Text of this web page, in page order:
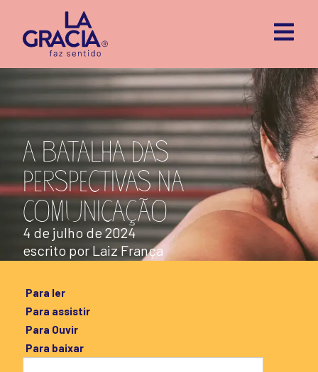
A BATALHA DAS
PERSPECTIVAS NA
COMUNICAÇÃO
4 de julho de 2024
escrito por Laiz França
Para ler
Para assistir
Para Ouvir
Para baixar